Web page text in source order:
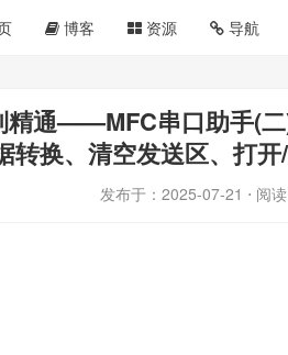
博客 资源 导航
精通——MFC串口助手(
转换、清空发送区、打
发布于： 2025-07-21 ⋅ 阅